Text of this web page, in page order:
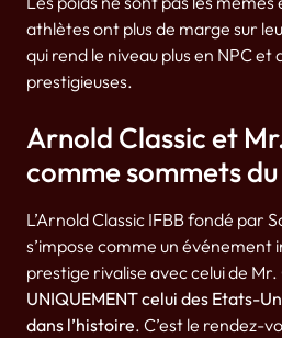
athlètes ont plus de marge sur
qui rend le niveau plus en NPC et
prestigieuses.
Arnold Classic et
comme sommets
L’Arnold Classic IFBB fondé par
s’impose comme un événement
prestige rivalise avec celui de
UNIQUEMENT celui des Etats-
dans l’histoire. C’est le rendez-